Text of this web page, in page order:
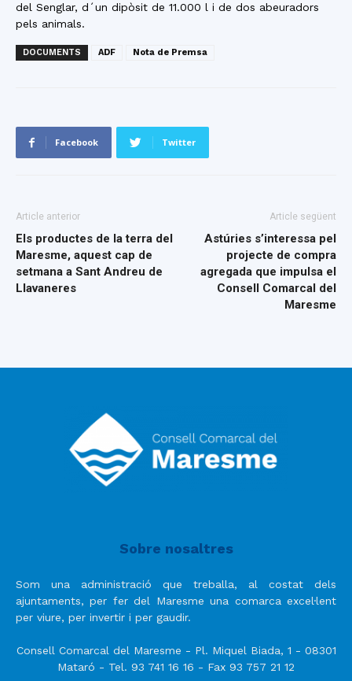
del Senglar, d´un dipòsit de 11.000 l i de dos abeuradors
pels animals.
DOCUMENTS ADF Nota de Premsa
Facebook Twitter
Article anterior
Els productes de la terra del
Maresme, aquest cap de
setmana a Sant Andreu de
Llavaneres
Article següent
Astúries s’interessa pel
projecte de compra
agregada que impulsa el
Consell Comarcal del
Maresme
Sobre nosaltres
Som una administració que treballa, al costat dels
ajuntaments, per fer del Maresme una comarca excel·lent
per viure, per invertir i per gaudir.
Consell Comarcal del Maresme - Pl. Miquel Biada, 1 - 08301
Mataró - Tel. 93 741 16 16 - Fax 93 757 21 12